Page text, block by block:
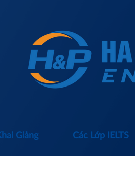
Giảng Các Lớp IELTS